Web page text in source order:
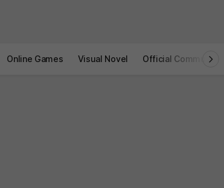
Online Games Visual Novel Official Community